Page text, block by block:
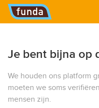
Hoofdmenu
Je bent bijna op
We houden ons platform
moeten we soms
mensen zijn.